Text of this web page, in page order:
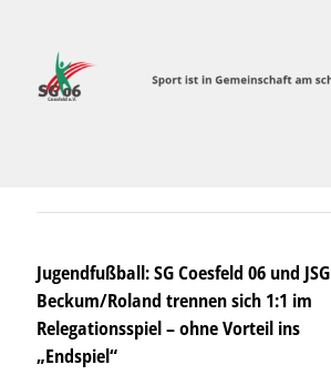
Jugendfußball: SG Coesfeld 06 und JSG
Beckum/Roland trennen sich 1:1 im
Relegationsspiel – ohne Vorteil ins
„Endspiel“